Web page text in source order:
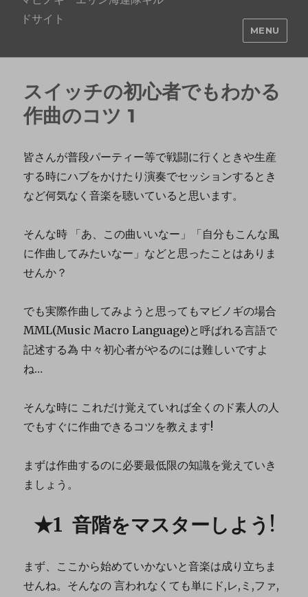
ドサイト
MENU
スイッチの初心者でもわかる
作曲のコツ 1
皆さんが普段パーティー等で戦闘に行くときや生産
する時にハブをかけたり演奏でセッションするとき
など何気なく音楽を聴いていると思います。
そんな時 「あ、この曲いいなー」「自分もこんな風
に作曲してみたいなー」などと思ったことはありま
せんか？
でも実際作曲してみようと思ってもマビノギの場合
MML(Music Macro Language)と呼ばれる言語で
記述する為 中々初心者がやるのには難しいですよ
ね…
そんな時に これだけ覚えていれば全くのド素人の人
でもすぐに作曲できるコツを教えます!
まずは作曲するのに必要最低限の知識を覚えていき
ましょう。
★1 音階をマスターしよう!
まず、ここから始めていかないと音楽は成り立ちま
せんね。そんなの 言われなくても単にド,レ,ミ,ファ,